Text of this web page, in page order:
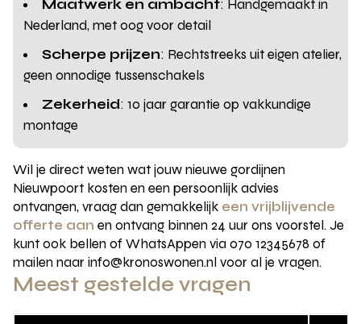
Maatwerk en ambacht: Handgemaakt in
Nederland, met oog voor detail
Scherpe prijzen: Rechtstreeks uit eigen atelier,
geen onnodige tussenschakels
Zekerheid: 10 jaar garantie op vakkundige
montage
Wil je direct weten wat jouw nieuwe gordijnen
Nieuwpoort kosten en een persoonlijk advies
ontvangen, vraag dan gemakkelijk een vrijblijvende
offerte aan en ontvang binnen 24 uur ons voorstel. Je
kunt ook bellen of WhatsAppen via 070 12345678 of
mailen naar info@kronoswonen.nl voor al je vragen.
Meest gestelde vragen